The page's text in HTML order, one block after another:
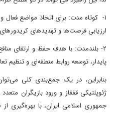
۱- کوتاه‌ مدت: برای اتخاذ مواضع فعال
ارزیابی فرصت‌ها و تهدیدهای
۲- بلندمدت: با هدف حفظ و ارتقای
پایدار، توسعه روابط منطقه‌ای و تنظیم
بنابراین، در یک جمع‌بندی کلی
ژئوپلتیکی قفقاز و ورود بازیگران
جمهوری اسلامی ایران، با بهره‌گیری